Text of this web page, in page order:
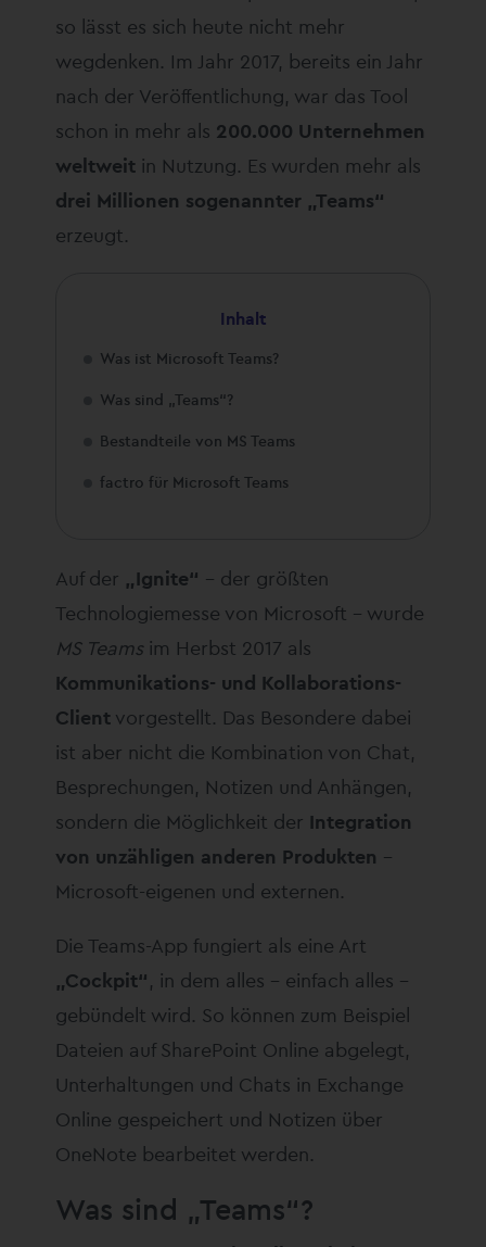
so lässt es sich heute nicht mehr
wegdenken. Im Jahr 2017, bereits ein Jahr
nach der Veröffentlichung, war das Tool
schon in mehr als 200.000 Unternehmen
weltweit in Nutzung. Es wurden mehr als
drei Millionen sogenannter „Teams“
erzeugt.
Inhalt
Was ist Microsoft Teams?
Was sind „Teams“?
Bestandteile von MS Teams
factro für Microsoft Teams
Auf der „Ignite“ – der größten
Technologiemesse von Microsoft – wurde
MS Teamsim Herbst 2017 als
Kommunikations- und Kollaborations-
Client vorgestellt. Das Besondere dabei
ist aber nicht die Kombination von Chat,
Besprechungen, Notizen und Anhängen,
sondern die Möglichkeit der Integration
von unzähligen anderen Produkten –
Microsoft-eigenen und externen.
Die Teams-App fungiert als eine Art
„Cockpit“, in dem alles – einfach alles –
gebündelt wird. So können zum Beispiel
Dateien auf SharePoint Online abgelegt,
Unterhaltungen und Chats in Exchange
Online gespeichert und Notizen über
OneNote bearbeitet werden.
Was sind „Teams“?